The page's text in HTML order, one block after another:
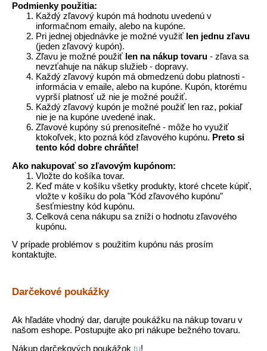
Podmienky použitia:
Každý zľavový kupón má hodnotu uvedenú v
informačnom emaily, alebo na kupóne.
Pri jednej objednávke je možné využiť len jednu zľavu
(jeden zľavový kupón).
Zľavu je možné použiť len na nákup tovaru - zľava sa
nevzťahuje na nákup služieb - dopravy.
Každý zľavový kupón má obmedzenú dobu platnosti -
informácia v emaile, alebo na kupóne. Kupón, ktorému
vyprší platnosť už nie je možné použiť.
Každý zľavový kupón je možné použiť len raz, pokiaľ
nie je na kupóne uvedené inak.
Zľavové kupóny sú prenositeľné - môže ho využiť
ktokoľvek, kto pozná kód zľavového kupónu. Preto si
tento kód dobre chráňte!
Ako nakupovať so zľavovým kupónom:
Vložte do košíka tovar.
Keď máte v košíku všetky produkty, ktoré chcete kúpiť,
vložte v košíku do pola "Kód zľavového kupónu"
šesťmiestny kód kupónu.
Celková cena nákupu sa zníži o hodnotu zľavového
kupónu.
V prípade problémov s použitím kupónu nás prosím
kontaktujte.
Darčekové poukážky
Ak hľadáte vhodný dar, darujte poukážku na nákup tovaru v
našom eshope. Postupujte ako pri nákupe bežného tovaru.
Nákup darčekových poukážok tu!